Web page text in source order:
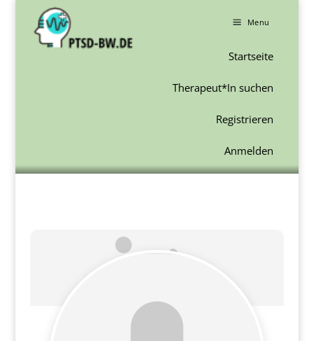
a Menu
Startseite
Therapeut*In suchen
Registrieren
Anmelden